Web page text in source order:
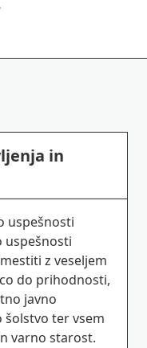
in
uspešnosti
uspešnosti
z veseljem
do prihodnosti,
javno
šolstvo ter vsem
varno starost.